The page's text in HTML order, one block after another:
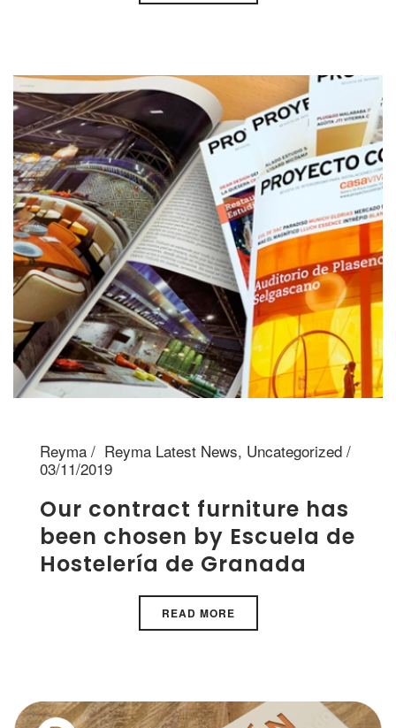
Reyma Reyma Latest News, Uncategorized
03/11/2019
Our contract furniture has
been chosen by Escuela de
Hostelería de Granada
READ MORE